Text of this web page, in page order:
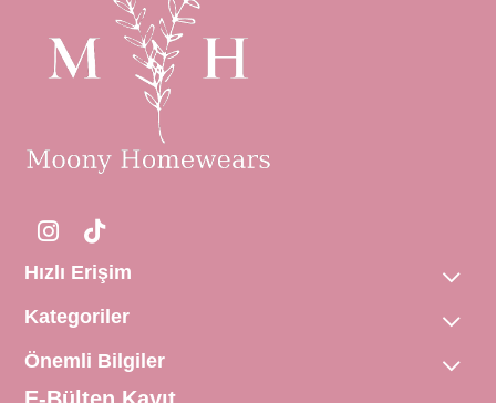
Hızlı Erişim
Kategoriler
Önemli Bilgiler
E-Bülten Kayıt